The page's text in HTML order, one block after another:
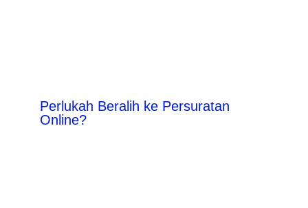
Perlukah Beralih ke Persuratan
Online?